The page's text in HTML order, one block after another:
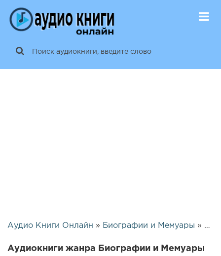
Аудио Книги Онлайн » Биографии и Мемуары » Страница 2
Аудиокниги жанра Биографии и Мемуары